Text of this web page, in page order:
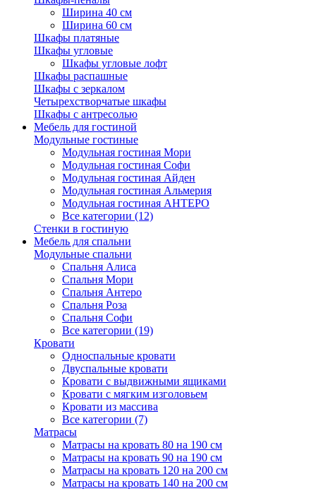
Ширина 40 см
Ширина 60 см
Шкафы платяные
Шкафы угловые
Шкафы угловые лофт
Шкафы распашные
Шкафы с зеркалом
Четырехстворчатые шкафы
Шкафы с антресолью
Мебель для гостиной
Модульные гостиные
Модульная гостиная Мори
Модульная гостиная Софи
Модульная гостиная Айден
Модульная гостиная Альмерия
Модульная гостиная АНТЕРО
Все категории (12)
Стенки в гостиную
Мебель для спальни
Модульные спальни
Спальня Алиса
Спальня Мори
Спальня Антеро
Спальня Роза
Спальня Софи
Все категории (19)
Кровати
Односпальные кровати
Двуспальные кровати
Кровати с выдвижными ящиками
Кровати с мягким изголовьем
Кровати из массива
Все категории (7)
Матрасы
Матрасы на кровать 80 на 190 см
Матрасы на кровать 90 на 190 см
Матрасы на кровать 120 на 200 см
Матрасы на кровать 140 на 200 см